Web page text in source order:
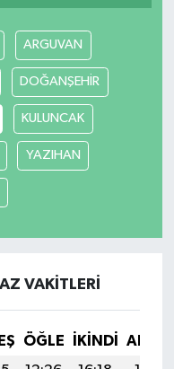
ARGUVAN
DOĞANŞEHİR
KULUNCAK
YAZIHAN
VAKITLERI
ÖĞLE İKINDI